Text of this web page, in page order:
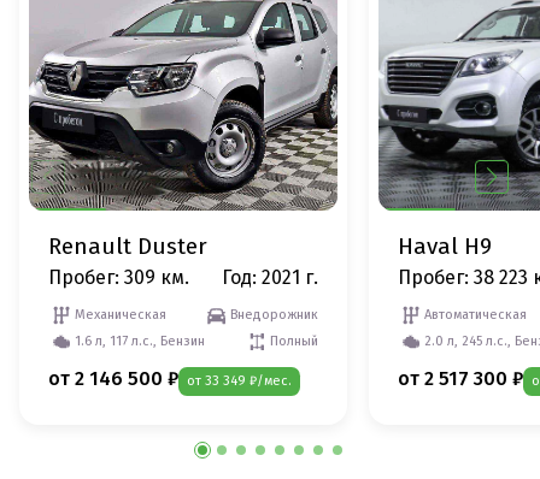
Renault Duster
Пробег: 309 км. Год: 2021 г.
Механическая
Внедорожник
1.6 л, 117 л.с., Бензин
Полный
от 2 146 500 ₽ от 33 349 ₽/мес.
Haval H9
Пробег: 38 223
Автоматическая
2.0 л, 245 л.с.,
от 2 517 300 ₽